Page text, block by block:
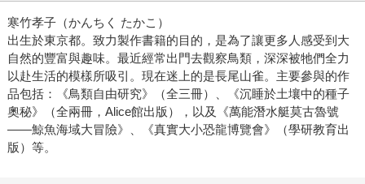
寒竹孝子（かんちく たかこ）
出生於東京都。致力製作書籍的目的，是為了讓更多人感受到大
自然的豐富與趣味。最近經常出門去觀察鳥類，深深被牠們全力
以赴生活的模樣所吸引。現在迷上的是長尾山雀。主要參與的作
品包括：《鳥類自由研究》（全三冊）、《沉睡於土壤中的種子
奧秘》（全兩冊，Alice館出版），以及《萬能潛水艇莫古魯號
——鯨魚海域大冒險》、《真實大小恐龍博覽會》（學研教育出
版）等。